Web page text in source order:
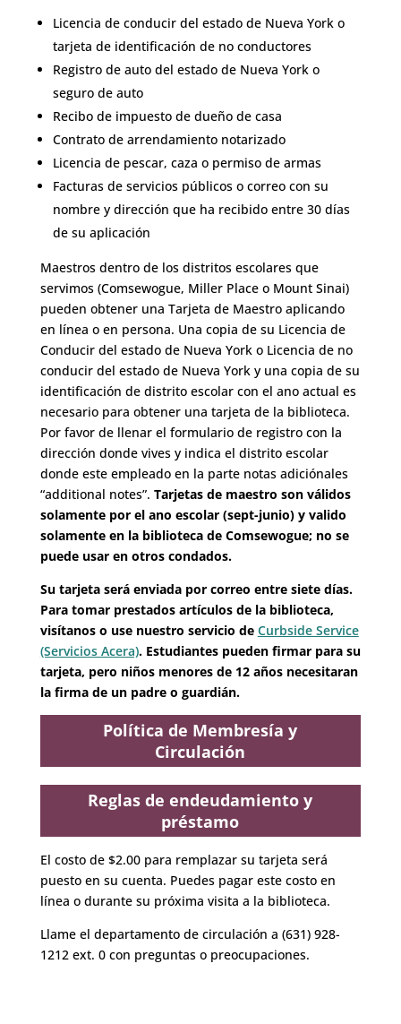
Licencia de conducir del estado de Nueva York o
tarjeta de identificación de no conductores
Registro de auto del estado de Nueva York o
seguro de auto
Recibo de impuesto de dueño de casa
Contrato de arrendamiento notarizado
Licencia de pescar, caza o permiso de armas
Facturas de servicios públicos o correo con su
nombre y dirección que ha recibido entre 30 días
de su aplicación
Maestros dentro de los distritos escolares que
servimos (Comsewogue, Miller Place o Mount Sinai)
pueden obtener una Tarjeta de Maestro aplicando
en línea o en persona. Una copia de su Licencia de
Conducir del estado de Nueva York o Licencia de no
conducir del estado de Nueva York y una copia de su
identificación de distrito escolar con el ano actual es
necesario para obtener una tarjeta de la biblioteca.
Por favor de llenar el formulario de registro con la
dirección donde vives y indica el distrito escolar
donde este empleado en la parte notas adiciónales
“additional notes”. Tarjetas de maestro son válidos
solamente por el ano escolar (sept-junio) y valido
solamente en la biblioteca de Comsewogue; no se
puede usar en otros condados.
Su tarjeta será enviada por correo entre siete días.
Para tomar prestados artículos de la biblioteca,
visítanos o use nuestro servicio de Curbside Service
(Servicios Acera). Estudiantes pueden firmar para su
tarjeta, pero niños menores de 12 años necesitaran
la firma de un padre o guardián.
Política de Membresía y
Circulación
Reglas de endeudamiento y
préstamo
El costo de $2.00 para remplazar su tarjeta será
puesto en su cuenta. Puedes pagar este costo en
línea o durante su próxima visita a la biblioteca.
Llame el departamento de circulación a (631) 928-
1212 ext. 0 con preguntas o preocupaciones.